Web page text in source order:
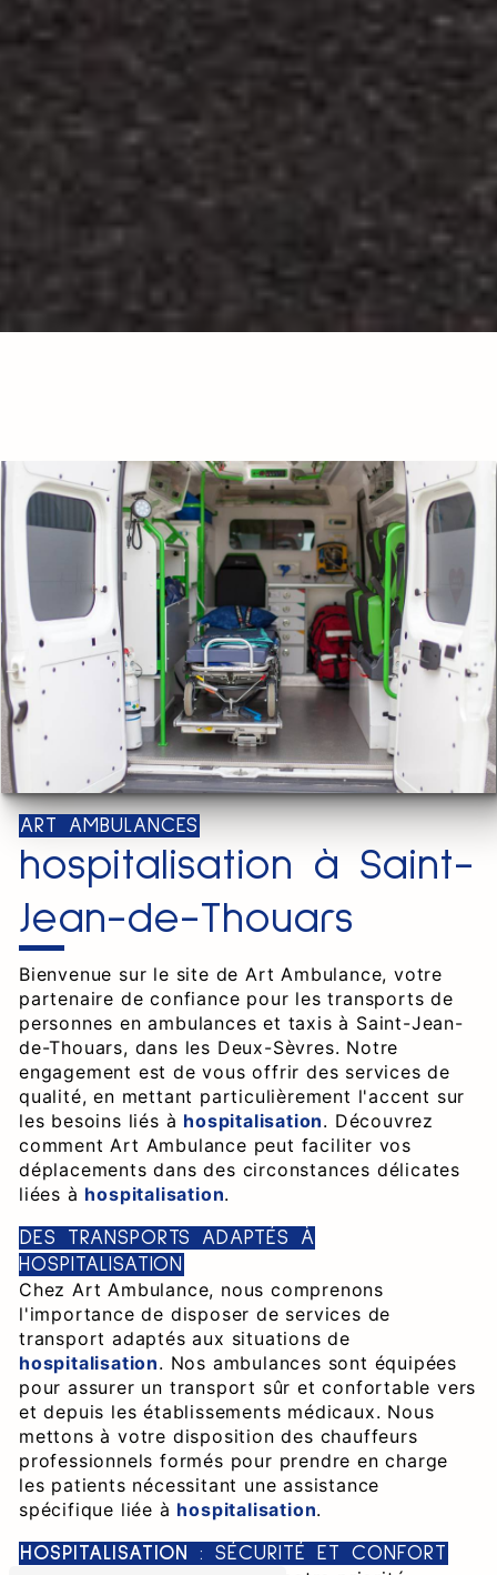
ART AMBULANCES
hospitalisation à Saint-
Jean-de-Thouars
Bienvenue sur le site de Art Ambulance, votre
partenaire de confiance pour les transports de
personnes en ambulances et taxis à Saint-Jean-
de-Thouars, dans les Deux-Sèvres. Notre
engagement est de vous offrir des services de
qualité, en mettant particulièrement l'accent sur
les besoins liés à hospitalisation. Découvrez
comment Art Ambulance peut faciliter vos
déplacements dans des circonstances délicates
liées à hospitalisation.
DES TRANSPORTS ADAPTÉS À
HOSPITALISATION
Chez Art Ambulance, nous comprenons
l'importance de disposer de services de
transport adaptés aux situations de
hospitalisation. Nos ambulances sont équipées
pour assurer un transport sûr et confortable vers
et depuis les établissements médicaux. Nous
mettons à votre disposition des chauffeurs
professionnels formés pour prendre en charge
les patients nécessitant une assistance
spécifique liée à hospitalisation.
HOSPITALISATION : SÉCURITÉ ET CONFORT